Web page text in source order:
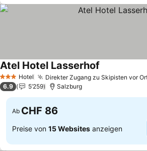
3 SterneHotel Direkter Zugang zu Skipisten vor
Atel Hotel Lasserhof
6.9 5’259 Salzburg
Ab CHF 86
Preise von 15 Websites anzeigen